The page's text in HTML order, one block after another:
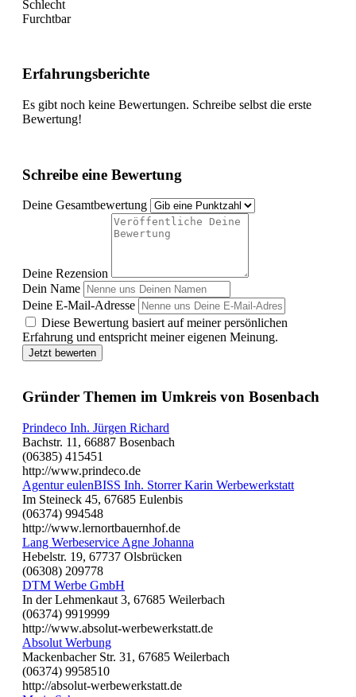
Schlecht
Furchtbar
Erfahrungsberichte
Es gibt noch keine Bewertungen. Schreibe selbst die erste
Bewertung!
Schreibe eine Bewertung
Deine Gesamtbewertung
Deine Rezension
Dein Name
Deine E-Mail-Adresse
Diese Bewertung basiert auf meiner persönlichen
Erfahrung und entspricht meiner eigenen Meinung.
Jetzt bewerten
Gründer Themen im Umkreis von Bosenbach
Prindeco Inh. Jürgen Richard
Bachstr. 11, 66887 Bosenbach
(06385) 415451
http://www.prindeco.de
Agentur eulenBISS Inh. Storrer Karin Werbewerkstatt
Im Steineck 45, 67685 Eulenbis
(06374) 994548
http://www.lernortbauernhof.de
Lang Werbeservice Agne Johanna
Hebelstr. 19, 67737 Olsbrücken
(06308) 209778
DTM Werbe GmbH
In der Lehmenkaut 3, 67685 Weilerbach
(06374) 9919999
http://www.absolut-werbewerkstatt.de
Absolut Werbung
Mackenbacher Str. 31, 67685 Weilerbach
(06374) 9958510
http://absolut-werbewerkstatt.de